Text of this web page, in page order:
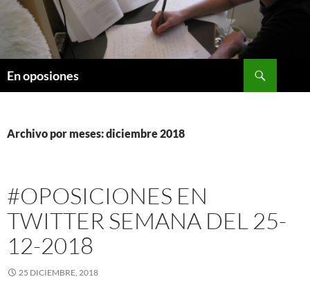
Saltar
contenido
En oposiones
Archivo por meses: diciembre 2018
#OPOSICIONES EN
TWITTER SEMANA DEL 25-
12-2018
25 DICIEMBRE, 2018